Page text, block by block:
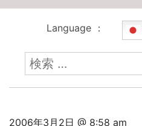
Language ：
検
索:
2006年3月2日 @ 8:58 am